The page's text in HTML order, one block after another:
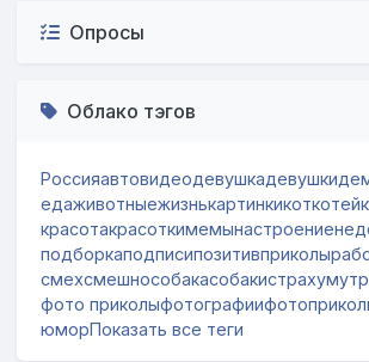
Опросы
Облако тэгов
Россияавтовидеодевушкадевушки
едаживотныежизнькартинкикот
красотакрасоткимемынастроение
подборкаподписипозитивприколы
смехсмешнособакасобакистрахум
фото приколыфотографии
юморПоказать все теги